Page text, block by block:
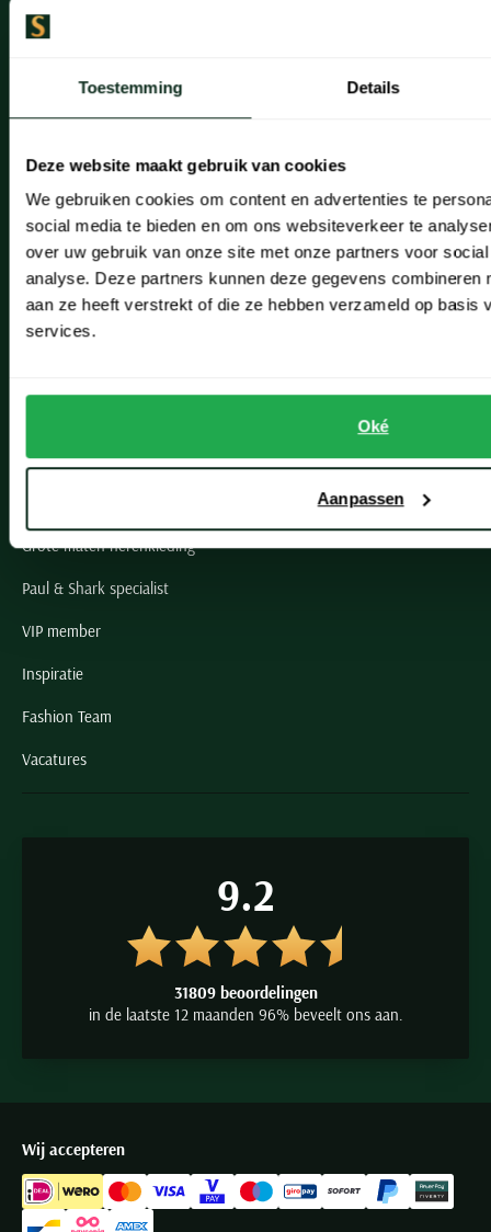
Toestemming Details
Deze website maakt gebruik van cookies
We gebruiken cookies om content en advertenties te
social media te bieden en om ons websiteverkeer te
over uw gebruik van onze site met onze partners voor
analyse. Deze partners kunnen deze gegevens combineren
aan ze heeft verstrekt of die ze hebben verzameld op basis
services.
Oké
Aanpassen
Artikelonderhoud
Onze winkels
Heemstede
Hillegom
Leiderdorp
Lisse
Oegstgeest
Grote maten herenkleding
Paul & Shark specialist
VIP member
Inspiratie
Fashion Team
Vacatures
9.2
31809 beoordelingen
in de laatste 12 maanden 96% beveelt ons aan.
Wij accepteren